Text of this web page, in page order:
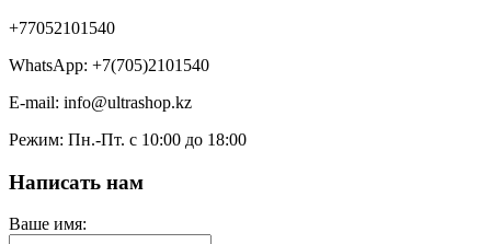
+77052101540
WhatsApp: +7(705)2101540
E-mail: info@ultrashop.kz
Режим: Пн.-Пт. с 10:00 до 18:00
Написать нам
Ваше имя: